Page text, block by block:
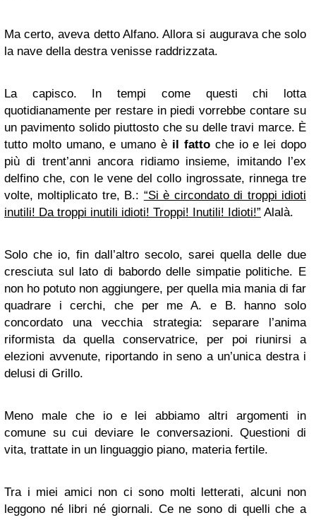
Ma certo, aveva detto Alfano. Allora si augurava che solo
la nave della destra venisse raddrizzata.
La capisco. In tempi come questi chi lotta
quotidianamente per restare in piedi vorrebbe contare su
un pavimento solido piuttosto che su delle travi marce. È
tutto molto umano, e umano è il fattoche io e lei dopo
più di trent’anni ancora ridiamo insieme, imitando l’ex
delfino che, con le vene del collo ingrossate, rinnega tre
volte, moltiplicato tre, B.: “Si è circondato di troppi idioti
inutili! Da troppi inutili idioti! Troppi! Inutili! Idioti!” Alalà.
Solo che io, fin dall’altro secolo, sarei quella delle due
cresciuta sul lato di babordo delle simpatie politiche. E
non ho potuto non aggiungere, per quella mia mania di far
quadrare i cerchi, che per me A. e B. hanno solo
concordato una vecchia strategia: separare l’anima
riformista da quella conservatrice, per poi riunirsi a
elezioni avvenute, riportando in seno a un’unica destra i
delusi di Grillo.
Meno male che io e lei abbiamo altri argomenti in
comune su cui deviare le conversazioni. Questioni di
vita, trattate in un linguaggio piano, materia fertile.
Tra i miei amici non ci sono molti letterati, alcuni non
leggono né libri né giornali. Ce ne sono di quelli che a